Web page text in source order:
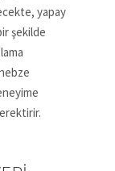
yapay
şekilde